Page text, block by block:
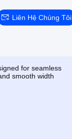
Liên Hệ Chúng Tôi
for seamless
smooth width